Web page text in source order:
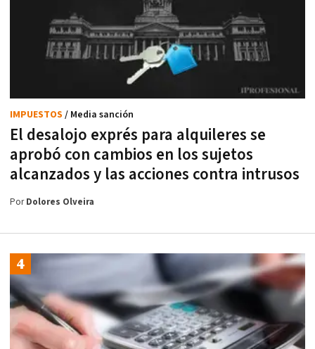
El desalojo exprés para alquileres se
aprobó con cambios en los sujetos
alcanzados y las acciones contra intrusos
IMPUESTOS / Media sanción
PorDolores Olveira